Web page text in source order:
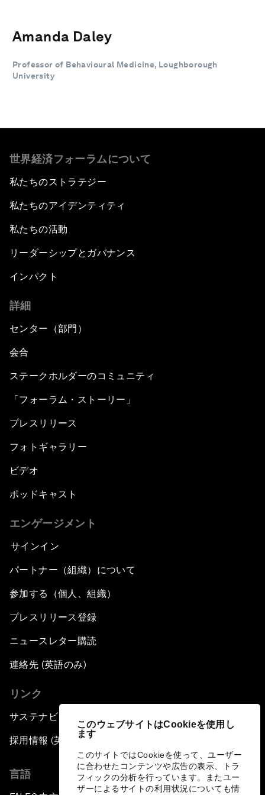
このウェブサイトはCookieを使用し
ます
このサイトではCookieを使って、ユーザー
に合わせたコンテンツや広告の表示、トラ
フィックの分析を行っています。またユー
ザーによるサイトの利用状況についても情
Amanda Daley
Professor of Behavioural Medicine, Loughborough
University
世界経済フォーラムについて
私たちのストラテジー
私たちのアイデンティティ
私たちの活動
リーダーシップとガバナンス
インパクト
詳細
センター（部門）
会合
ステークホルダーのコミュニティ
「フォーラム・ストーリー」
プレスリリース
フォトギャラリー
ビデオ
ポッドキャスト
エンゲージメント
サインイン
パートナー（組織）について
参加する（個人、組織）
プレスリリース登録
ニュースレター購読
連絡先 (英語のみ)
リンク
サステナビリティへの取り組み
採用情報 (英語のみ)
言語